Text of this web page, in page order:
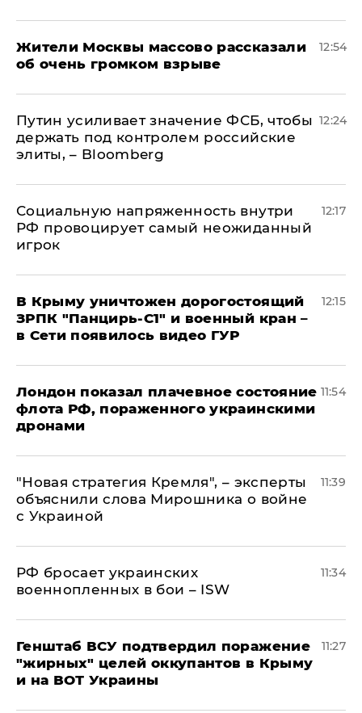
Жители Москвы массово рассказали
об очень громком взрыве
12:54
Путин усиливает значение ФСБ, чтобы
держать под контролем российские
элиты, – Bloomberg
12:24
Социальную напряженность внутри
РФ провоцирует самый неожиданный
игрок
12:17
В Крыму уничтожен дорогостоящий
ЗРПК "Панцирь-С1" и военный кран –
в Сети появилось видео ГУР
12:15
Лондон показал плачевное состояние
флота РФ, пораженного украинскими
дронами
11:54
"Новая стратегия Кремля", – эксперты
объяснили слова Мирошника о войне
с Украиной
11:39
РФ бросает украинских
военнопленных в бои – ISW
11:34
Генштаб ВСУ подтвердил поражение
"жирных" целей оккупантов в Крыму
и на ВОТ Украины
11:27